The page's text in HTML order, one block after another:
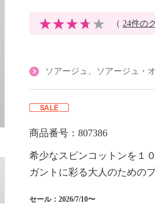
（ 24件の
ソアージュ、ソアージュ・
商品番号：807386
希少なスビンコットンを１
ガントに彩る大人のための
セール：2026/7/10〜